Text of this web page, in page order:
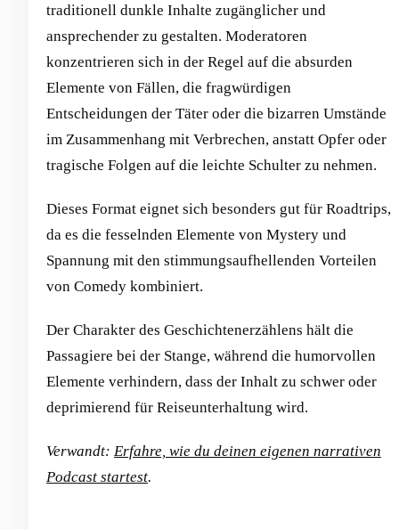
traditionell dunkle Inhalte zugänglicher und
ansprechender zu gestalten. Moderatoren
konzentrieren sich in der Regel auf die absurden
Elemente von Fällen, die fragwürdigen
Entscheidungen der Täter oder die bizarren Umstände
im Zusammenhang mit Verbrechen, anstatt Opfer oder
tragische Folgen auf die leichte Schulter zu nehmen.
Dieses Format eignet sich besonders gut für Roadtrips,
da es die fesselnden Elemente von Mystery und
Spannung mit den stimmungsaufhellenden Vorteilen
von Comedy kombiniert.
Der Charakter des Geschichtenerzählens hält die
Passagiere bei der Stange, während die humorvollen
Elemente verhindern, dass der Inhalt zu schwer oder
deprimierend für Reiseunterhaltung wird.
Verwandt: Erfahre, wie du deinen eigenen narrativen
Podcast startest.